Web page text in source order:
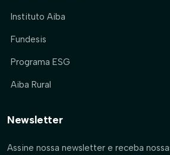
Instituto Aiba
Fundesis
Programa ESG
Aiba Rural
Newsletter
Assine nossa newsletter e receba